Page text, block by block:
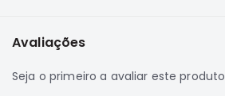
MARCAS
TENACITY
Avaliações
Seja o primeiro a avaliar este produto